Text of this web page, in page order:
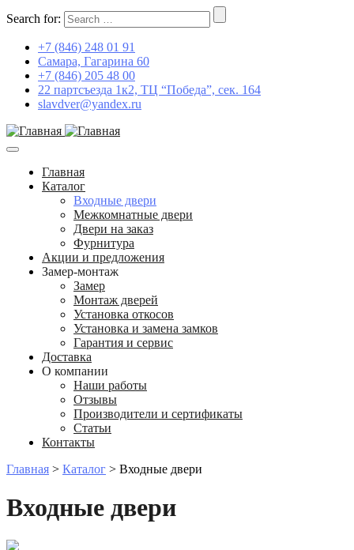
Search for:
+7 (846) 248 01 91
Самара, Гагарина 60
+7 (846) 205 48 00
22 партсъезда 1к2, ТЦ “Победа”, сек. 164
slavdver@yandex.ru
Главная
Каталог
Входные двери
Межкомнатные двери
Двери на заказ
Фурнитура
Акции и предложения
Замер-монтаж
Замер
Монтаж дверей
Установка откосов
Установка и замена замков
Гарантия и сервис
Доставка
О компании
Наши работы
Отзывы
Производители и сертификаты
Статьи
Контакты
Главная > Каталог > Входные двери
Входные двери